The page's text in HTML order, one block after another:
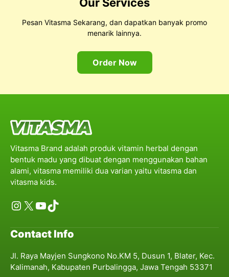
Pesan Vitasma Sekarang, dan dapatkan banyak promo
menarik lainnya.
Order Now
Vitasma Brand adalah produk vitamin herbal dengan
bentuk madu yang dibuat dengan menggunakan bahan
alami, vitasma memiliki dua varian yaitu vitasma dan
vitasma kids.
Instagram
X YouTube
TikTok
Contact Info
Jl. Raya Mayjen Sungkono No.KM 5, Dusun 1, Blater, Kec.
Kalimanah, Kabupaten Purbalingga, Jawa Tengah 53371